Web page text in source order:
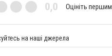
0,0 Оцініть першим
на наші джерела